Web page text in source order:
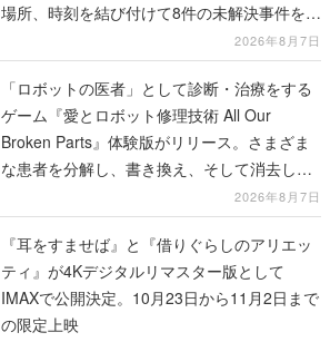
場所、時刻を結び付けて8件の未解決事件を再
2026年8月7日
「ロボットの医者」として診断・治療をする
ゲーム『愛とロボット修理技術 All Our
Broken Parts』体験版がリリース。さまざま
な患者を分解し、書き換え、そして消去して
2026年8月7日
『耳をすませば』と『借りぐらしのアリエッ
ティ』が4Kデジタルリマスター版として
IMAXで公開決定。10月23日から11月2日まで
の限定上映